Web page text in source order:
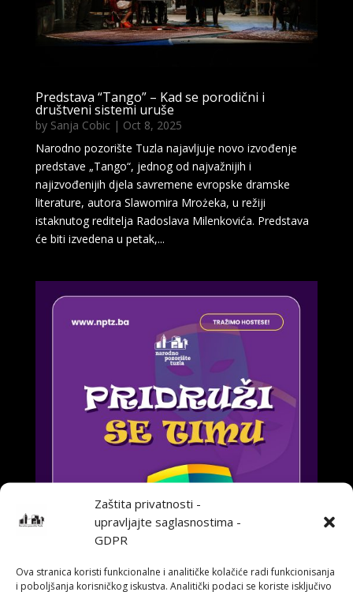
Zaštita privatnosti -
upravljajte saglasnostima -
GDPR
Ova stranica koristi funkcionalne i analitičke kolačiće radi funkcionisanja
i poboljšanja korisničkog iskustva. Analitički podaci se koriste isključivo
Predstava “Tango” – Kad se porodični i
društveni sistemi uruše
by Sanja Cobic| Oct 8, 2025
Narodno pozorište Tuzla najavljuje novo izvođenje
predstave „Tango“, jednog od najvažnijih i
najizvođenijih djela savremene evropske dramske
literature, autora Slawomira Mrożeka, u režiji
istaknutog reditelja Radoslava Milenkovića. Predstava
će biti izvedena u petak,...